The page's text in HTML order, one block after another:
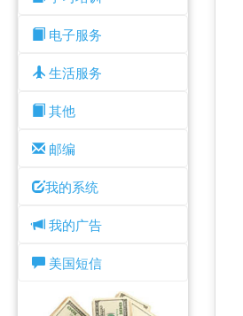
电子服务
生活服务
其他
邮编
我的系统
我的广告
美国短信